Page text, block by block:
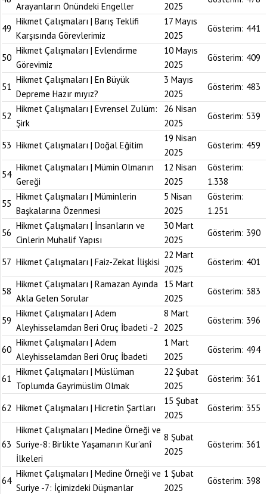
Arayanların Önündeki Engeller 2025
49
Hikmet Çalışmaları | Barış Teklifi
Karşısında Görevlerimiz
17 Mayıs
2025
Gösterim: 441
50
Hikmet Çalışmaları | Evlendirme
Görevimiz
10 Mayıs
2025
Gösterim: 409
51
Hikmet Çalışmaları | En Büyük
Depreme Hazır mıyız?
3 Mayıs
2025
Gösterim: 483
52
Hikmet Çalışmaları | Evrensel Zulüm:
Şirk
26 Nisan
2025
Gösterim: 539
53 Hikmet Çalışmaları | Doğal Eğitim
19 Nisan
2025
Gösterim: 459
54
Hikmet Çalışmaları | Mümin Olmanın
Gereği
12 Nisan
2025
Gösterim:
1.338
55
Hikmet Çalışmaları | Müminlerin
Başkalarına Özenmesi
5 Nisan
2025
Gösterim:
1.251
56
Hikmet Çalışmaları | İnsanların ve
Cinlerin Muhalif Yapısı
30 Mart
2025
Gösterim: 390
57 Hikmet Çalışmaları | Faiz-Zekat İlişkisi
22 Mart
2025
Gösterim: 401
58
Hikmet Çalışmaları | Ramazan Ayında
Akla Gelen Sorular
15 Mart
2025
Gösterim: 383
59
Hikmet Çalışmaları | Adem
Aleyhisselamdan Beri Oruç İbadeti -2
8 Mart
2025
Gösterim: 396
60
Hikmet Çalışmaları | Adem
Aleyhisselamdan Beri Oruç İbadeti
1 Mart
2025
Gösterim: 494
61
Hikmet Çalışmaları | Müslüman
Toplumda Gayrimüslim Olmak
22 Şubat
2025
Gösterim: 361
62 Hikmet Çalışmaları | Hicretin Şartları
15 Şubat
2025
Gösterim: 355
63
Hikmet Çalışmaları | Medine Örneği ve
Suriye-8: Birlikte Yaşamanın Kur’anî
İlkeleri
8 Şubat
2025
Gösterim: 361
64
Hikmet Çalışmaları | Medine Örneği ve
Suriye -7: İçimizdeki Düşmanlar
1 Şubat
2025
Gösterim: 398